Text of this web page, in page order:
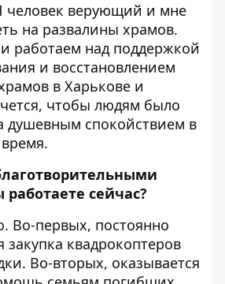
человек верующий и мне
на развалины храмов.
работаем над поддержкой
и восстановлением
в Харькове и
чтобы людям было
душевным спокойствием в
сейчас?
Во-первых, постоянно
закупка квадрокоптеров
Во-вторых, оказывается